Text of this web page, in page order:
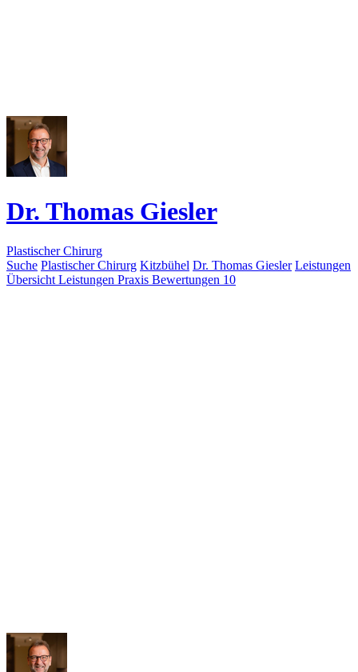
Dr. Thomas Giesler
Plastischer Chirurg
Suche Plastischer Chirurg Kitzbühel Dr. Thomas Giesler Leistungen
Übersicht Leistungen Praxis Bewertungen 10